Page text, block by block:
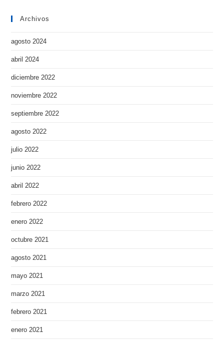
Archivos
agosto 2024
abril 2024
diciembre 2022
noviembre 2022
septiembre 2022
agosto 2022
julio 2022
junio 2022
abril 2022
febrero 2022
enero 2022
octubre 2021
agosto 2021
mayo 2021
marzo 2021
febrero 2021
enero 2021